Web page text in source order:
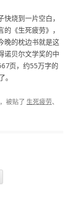
快烧到一片空白，
《生死疲劳》，
晚的枕边书就是这
诺贝尔文学奖的中
页，约55万字的
被贴了 生死疲劳、